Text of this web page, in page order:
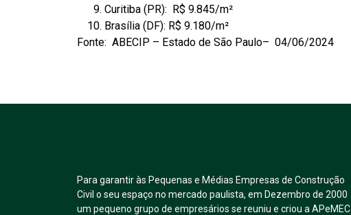
Curitiba (PR): R$ 9.845/m²
Brasília (DF): R$ 9.180/m²
Fonte: ABECIP – Estado de São Paulo– 04/06/2024
Para garantir às Pequenas e Médias Empresas de Construção
Civil o seu espaço no mercado paulista, em Dezembro de 2000
um pequeno grupo de empresários se reuniu e criou a APeMEC